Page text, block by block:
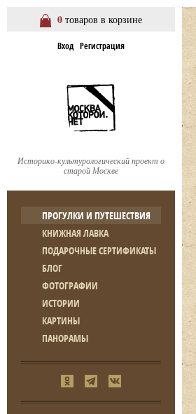
0 товаров в корзине
Вход Регистрация
Историко-культурологический проект о
старой Москве
ПРОГУЛКИ И ПУТЕШЕСТВИЯ
КНИЖНАЯ ЛАВКА
ПОДАРОЧНЫЕ СЕРТИФИКАТЫ
БЛОГ
ФОТОГРАФИИ
ИСТОРИИ
КАРТИНЫ
ПАНОРАМЫ